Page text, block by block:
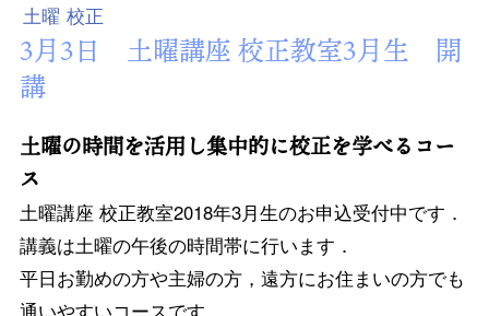
土曜 校正
3月3日 土曜講座 校正教室3月生 開
講
土曜の時間を活用し集中的に校正を学べるコー
ス
土曜講座 校正教室2018年3月生のお申込受付中です．
講義は土曜の午後の時間帯に行います．
平日お勤めの方や主婦の方，遠方にお住まいの方でも
通いやすいコースです．